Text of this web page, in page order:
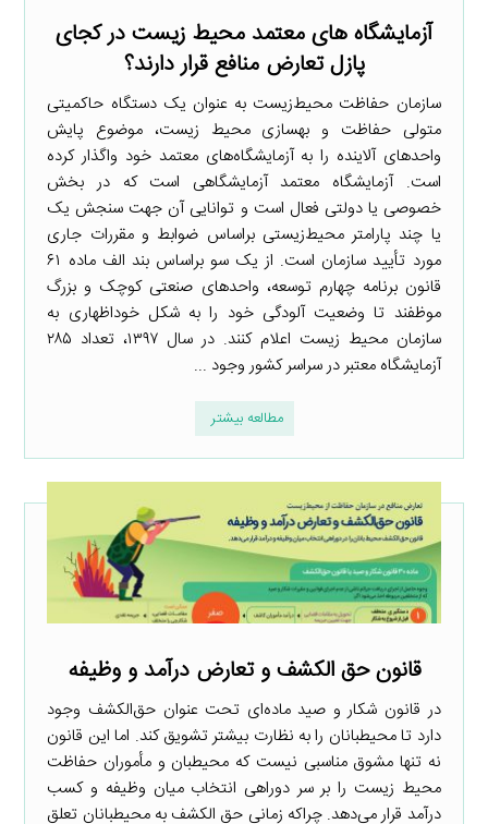
آزمایشگاه­ های معتمد محیط­ زیست در کجای
پازل تعارض منافع قرار دارند؟
سازمان حفاظت محیط‌­زیست به عنوان یک دستگاه حاکمیتی
متولی حفاظت و بهسازی محیط‌ زیست، موضوع پایش
واحدهای آلاینده را به آزمایشگاه‌های معتمد خود واگذار کرده
است. آزمایشگاه معتمد آزمایشگاهی است که در بخش
خصوصی یا دولتی فعال است و توانایی آن جهت سنجش یک
یا چند پارامتر محیط‌زیستی براساس ضوابط و مقررات جاری
مورد تأیید سازمان است. از یک سو براساس بند الف ماده ۶۱
قانون برنامه چهارم توسعه، واحدهای صنعتی کوچک و بزرگ
موظفند تا وضعیت آلودگی خود را به شکل خوداظهاری به
سازمان محیط زیست اعلام کنند. در سال ۱۳۹۷، تعداد ۲۸۵
آزمایشگاه معتبر در سراسر کشور وجود ...
مطالعه بیشتر
قانون حق الکشف و تعارض درآمد و وظیفه
در قانون شکار و صید ماده‌ای تحت عنوان حق‌الکشف وجود
دارد تا محیطبانان را به نظارت بیشتر تشویق کند. اما این قانون
نه تنها مشوق مناسبی نیست که محیطبان و مأموران حفاظت
محیط زیست را بر سر دوراهی انتخاب میان وظیفه و کسب
درآمد قرار می‌دهد. چراکه زمانی حق الکشف به محیطبانان تعلق